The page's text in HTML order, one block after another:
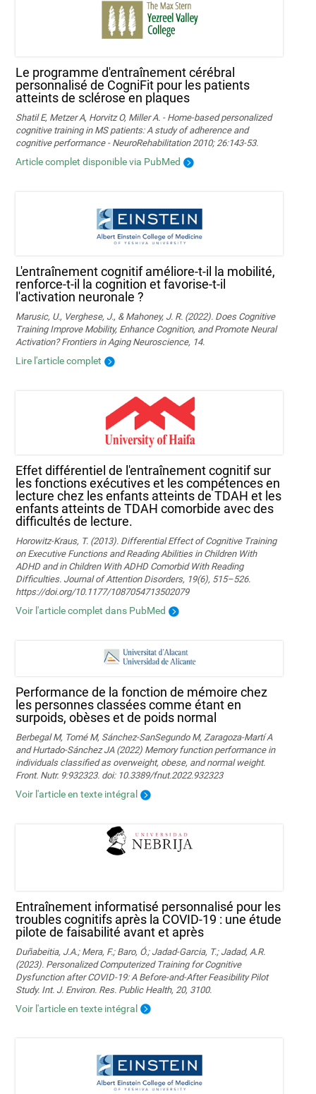
Le programme d'entraînement cérébral
personnalisé de CogniFit pour les patients
atteints de sclérose en plaques
Shatil E, Metzer A, Horvitz O, Miller A. - Home-based personalized
cognitive training in MS patients: A study of adherence and
cognitive performance - NeuroRehabilitation 2010; 26:143-53.
Article complet disponible via PubMed
L'entraînement cognitif améliore-t-il la mobilité,
renforce-t-il la cognition et favorise-t-il
l'activation neuronale ?
Marusic, U., Verghese, J., & Mahoney, J. R. (2022). Does Cognitive
Training Improve Mobility, Enhance Cognition, and Promote Neural
Activation? Frontiers in Aging Neuroscience, 14.
Lire l'article complet
Effet différentiel de l'entraînement cognitif sur
les fonctions exécutives et les compétences en
lecture chez les enfants atteints de TDAH et les
enfants atteints de TDAH comorbide avec des
difficultés de lecture.
Horowitz-Kraus, T. (2013). Differential Effect of Cognitive Training
on Executive Functions and Reading Abilities in Children With
ADHD and in Children With ADHD Comorbid With Reading
Difficulties. Journal of Attention Disorders, 19(6), 515–526.
https://doi.org/10.1177/1087054713502079
Voir l'article complet dans PubMed
Performance de la fonction de mémoire chez
les personnes classées comme étant en
surpoids, obèses et de poids normal
Berbegal M, Tomé M, Sánchez-SanSegundo M, Zaragoza-Martí A
and Hurtado-Sánchez JA (2022) Memory function performance in
individuals classified as overweight, obese, and normal weight.
Front. Nutr. 9:932323. doi: 10.3389/fnut.2022.932323
Voir l'article en texte intégral
Entraînement informatisé personnalisé pour les
troubles cognitifs après la COVID-19 : une étude
pilote de faisabilité avant et après
Duñabeitia, J.A.; Mera, F.; Baro, Ó.; Jadad-Garcia, T.; Jadad, A.R.
(2023). Personalized Computerized Training for Cognitive
Dysfunction after COVID-19: A Before-and-After Feasibility Pilot
Study. Int. J. Environ. Res. Public Health, 20, 3100.
Voir l'article en texte intégral